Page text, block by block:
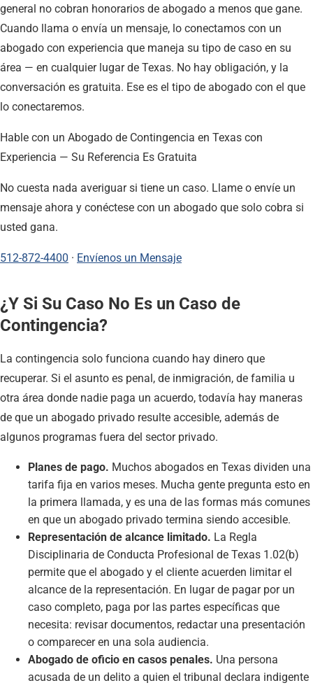
general no cobran honorarios de abogado a menos que gane.
Cuando llama o envía un mensaje, lo conectamos con un
abogado con experiencia que maneja su tipo de caso en su
área — en cualquier lugar de Texas. No hay obligación, y la
conversación es gratuita. Ese es el tipo de abogado con el que
lo conectaremos.
Hable con un Abogado de Contingencia en Texas con
Experiencia — Su Referencia Es Gratuita
No cuesta nada averiguar si tiene un caso. Llame o envíe un
mensaje ahora y conéctese con un abogado que solo cobra si
usted gana.
512-872-4400 · Envíenos un Mensaje
¿Y Si Su Caso No Es un Caso de
Contingencia?
La contingencia solo funciona cuando hay dinero que
recuperar. Si el asunto es penal, de inmigración, de familia u
otra área donde nadie paga un acuerdo, todavía hay maneras
de que un abogado privado resulte accesible, además de
algunos programas fuera del sector privado.
Planes de pago. Muchos abogados en Texas dividen una
tarifa fija en varios meses. Mucha gente pregunta esto en
la primera llamada, y es una de las formas más comunes
en que un abogado privado termina siendo accesible.
Representación de alcance limitado. La Regla
Disciplinaria de Conducta Profesional de Texas 1.02(b)
permite que el abogado y el cliente acuerden limitar el
alcance de la representación. En lugar de pagar por un
caso completo, paga por las partes específicas que
necesita: revisar documentos, redactar una presentación
o comparecer en una sola audiencia.
Abogado de oficio en casos penales. Una persona
acusada de un delito a quien el tribunal declara indigente